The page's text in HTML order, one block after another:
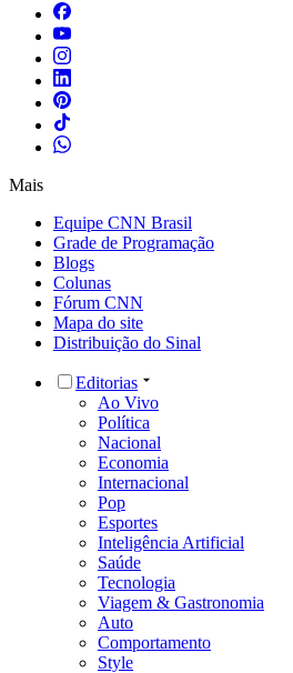
Mais
Equipe CNN Brasil
Grade de Programação
Blogs
Colunas
Fórum CNN
Mapa do site
Distribuição do Sinal
Editorias
Ao Vivo
Política
Nacional
Economia
Internacional
Pop
Esportes
Inteligência Artificial
Saúde
Tecnologia
Viagem & Gastronomia
Auto
Comportamento
Style